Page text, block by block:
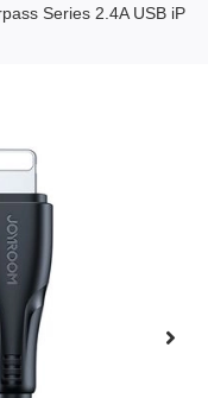
Series 2.4A USB iP